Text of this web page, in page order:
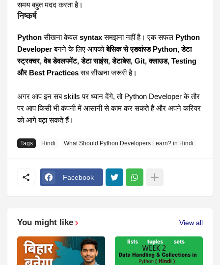
समय बहुत मदद करता है।
निष्कर्ष
Pythonसीखना केवल syntaxसमझना नहीं है। एक सफल Python
Developerबनने के लिए आपकोबेसिक से एडवांस्ड Python, डेटा
स्ट्रक्चर, वेब डेवलपमेंट, डेटा साइंस, डेटाबेस, Git, क्लाउड, Testing
और Best Practicesसब सीखना जरूरी है।
अगर आप इन सब skills पर ध्यान देंगे, तो Python Developer के तौर
पर आप किसी भी कंपनी में आसानी से काम कर सकते हैं और अपने करियर
को आगे बढ़ा सकते हैं।
Tags Hindi What Should Python Developers Learn? in Hindi
Facebook
You might like View all